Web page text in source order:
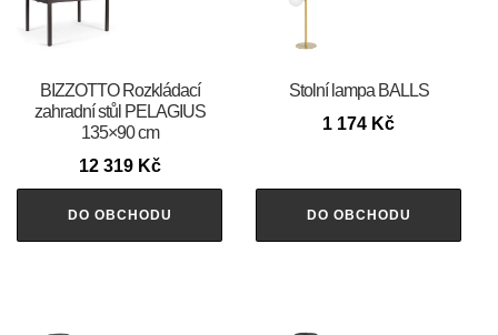
BIZZOTTO Rozkládací
zahradní stůl PELAGIUS
135×90 cm
12 319 Kč
DO OBCHODU
Stolní lampa BALLS
1 174 Kč
DO OBCHODU